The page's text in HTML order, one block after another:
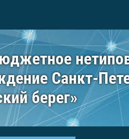
Санкт-
берег»